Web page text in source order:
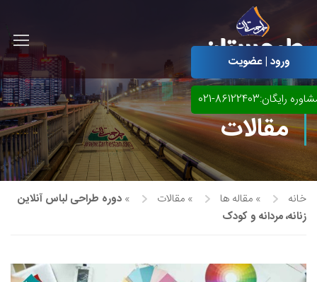
آموزش مجازی طراحی لباس
ورود | عضویت
رایگان:86122403-021
مقالات
خانه » مقاله ها » مقالات » دوره طراحی لباس آنلاین
زنانه، مردانه و کودک